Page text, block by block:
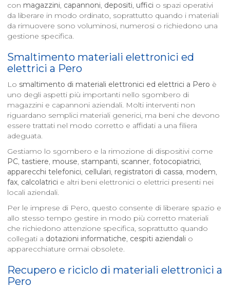
con magazzini, capannoni, depositi, uffici o spazi operativi
da liberare in modo ordinato, soprattutto quando i materiali
da rimuovere sono voluminosi, numerosi o richiedono una
gestione specifica.
Smaltimento materiali elettronici ed
elettrici a Pero
Lo smaltimento di materiali elettronici ed elettrici a Pero è
uno degli aspetti più importanti nello sgombero di
magazzini e capannoni aziendali. Molti interventi non
riguardano semplici materiali generici, ma beni che devono
essere trattati nel modo corretto e affidati a una filiera
adeguata.
Gestiamo lo sgombero e la rimozione di dispositivi come
PC, tastiere, mouse, stampanti, scanner, fotocopiatrici,
apparecchi telefonici, cellulari, registratori di cassa, modem,
fax, calcolatrici e altri beni elettronici o elettrici presenti nei
locali aziendali.
Per le imprese di Pero, questo consente di liberare spazio e
allo stesso tempo gestire in modo più corretto materiali
che richiedono attenzione specifica, soprattutto quando
collegati a dotazioni informatiche, cespiti aziendali o
apparecchiature ormai obsolete.
Recupero e riciclo di materiali elettronici a
Pero